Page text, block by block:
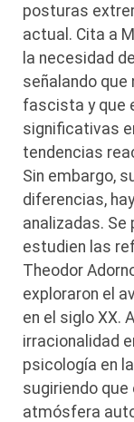
posturas
actual. Cita a
la necesidad
señalando
fascista y que
significativas
tendencias
Sin embargo,
diferencias,
analizadas. Se
estudien las
Theodor
exploraron el
en el siglo XX.
irracionalidad
psicología en
sugiriendo
atmósfera